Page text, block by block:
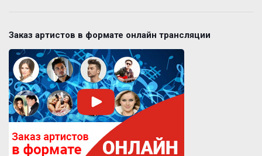
Заказ артистов в формате онлайн трансляции